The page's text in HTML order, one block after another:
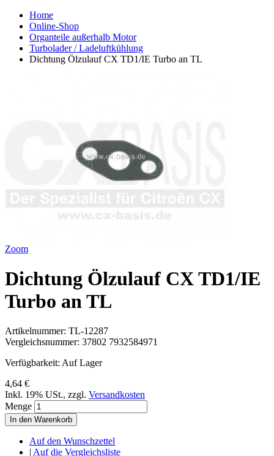
Home
Online-Shop
Organteile außerhalb Motor
Turbolader / Ladeluftkühlung
Dichtung Ölzulauf CX TD1/IE Turbo an TL
Zoom
Dichtung Ölzulauf CX TD1/IE
Turbo an TL
Artikelnummer: TL-12287
Vergleichsnummer: 37802 7932584971
Verfügbarkeit: Auf Lager
4,64 €
Inkl. 19% USt., zzgl. Versandkosten
Menge
In den Warenkorb
Auf den Wunschzettel
| Auf die Vergleichsliste